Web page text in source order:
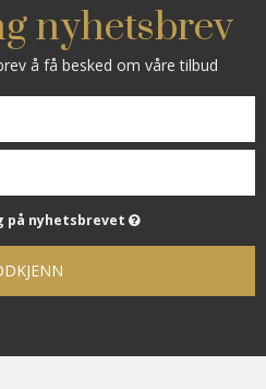
nyhetsbrev
å få besked om våre tilbud
på nyhetsbrevet